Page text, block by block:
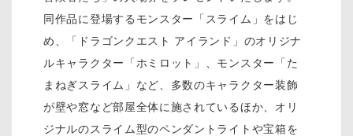
同作品に登場するモンスター「スライム」をはじ
め、「ドラゴンクエスト アイランド」のオリジナ
ルキャラクター「ホミロット」、モンスター「た
まねぎスライム」など、多数のキャラクター装飾
が壁や窓など部屋全体に施されているほか、オリ
ジナルのスライム型のペンダントライトや宝箱を